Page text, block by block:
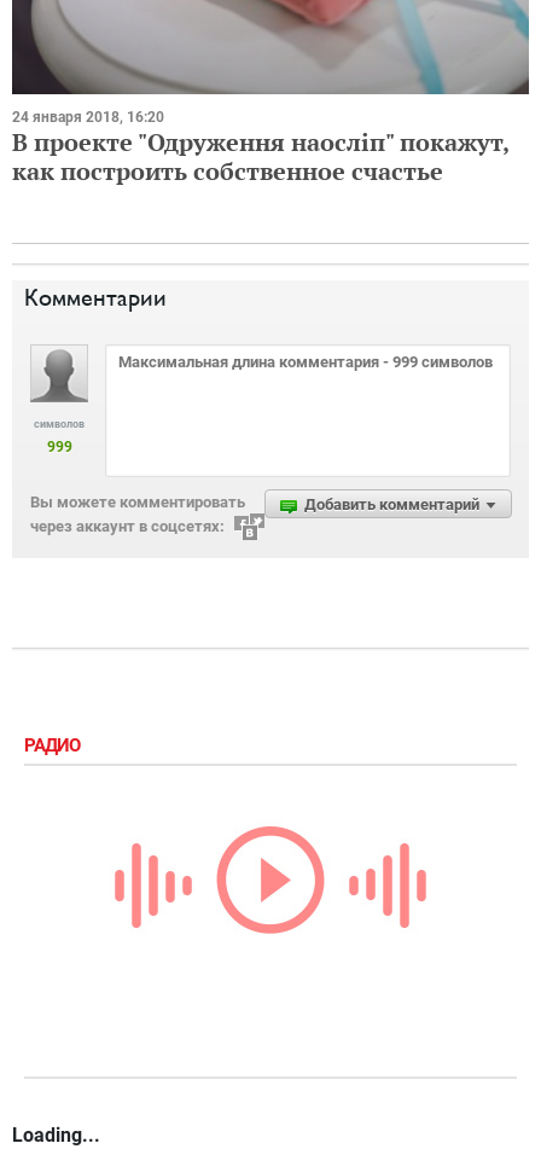
24 января 2018, 16:20
В проекте "Одруження наосліп" покажут,
как построить собственное счастье
Комментарии
символов
999
Добавить комментарий
Вы можете комментировать
через аккаунт в соцсетях:
РАДИО
Loading...